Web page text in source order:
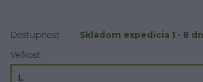
Dostupnosť
Skladom expedícia 1 - 8
Veľkosť